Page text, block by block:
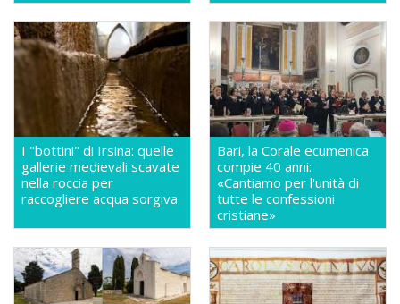
I "bottini" di Irsina: quelle
gallerie medievali scavate
nella roccia per
raccogliere acqua sorgiva
Bari, la Corale ecumenica
compie 40 anni:
«Cantiamo per l'unità di
tutte le confessioni
cristiane»